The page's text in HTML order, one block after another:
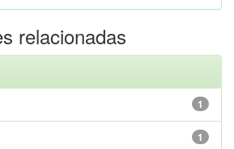
relacionadas
1
1